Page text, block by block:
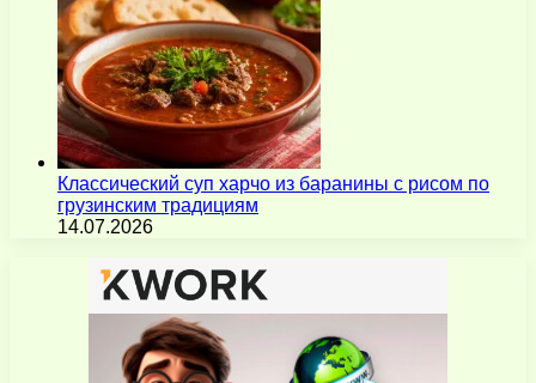
Классический суп харчо из баранины с рисом по
грузинским традициям
14.07.2026